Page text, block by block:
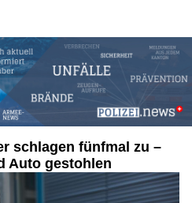
schlagen fünfmal zu –
Auto gestohlen